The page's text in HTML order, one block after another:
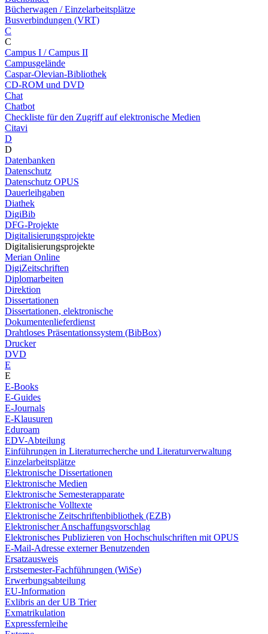
Bücherwagen / Einzelarbeitsplätze
Busverbindungen (VRT)
C
C
Campus I / Campus II
Campusgelände
Caspar-Olevian-Bibliothek
CD-ROM und DVD
Chat
Chatbot
Checkliste für den Zugriff auf elektronische Medien
Citavi
D
D
Datenbanken
Datenschutz
Datenschutz OPUS
Dauerleihgaben
Diathek
DigiBib
DFG-Projekte
Digitalisierungsprojekte
Digitalisierungsprojekte
Merian Online
DigiZeitschriften
Diplomarbeiten
Direktion
Dissertationen
Dissertationen, elektronische
Dokumentenlieferdienst
Drahtloses Präsentationssystem (BibBox)
Drucker
DVD
E
E
E-Books
E-Guides
E-Journals
E-Klausuren
Eduroam
EDV-Abteilung
Einführungen in Literaturrecherche und Literaturverwaltung
Einzelarbeitsplätze
Elektronische Dissertationen
Elektronische Medien
Elektronische Semesterapparate
Elektronische Volltexte
Elektronische Zeitschriftenbibliothek (EZB)
Elektronischer Anschaffungsvorschlag
Elektronisches Publizieren von Hochschulschriften mit OPUS
E-Mail-Adresse externer Benutzenden
Ersatzausweis
Erstsemester-Fachführungen (WiSe)
Erwerbungsabteilung
EU-Information
Exlibris an der UB Trier
Exmatrikulation
Expressfernleihe